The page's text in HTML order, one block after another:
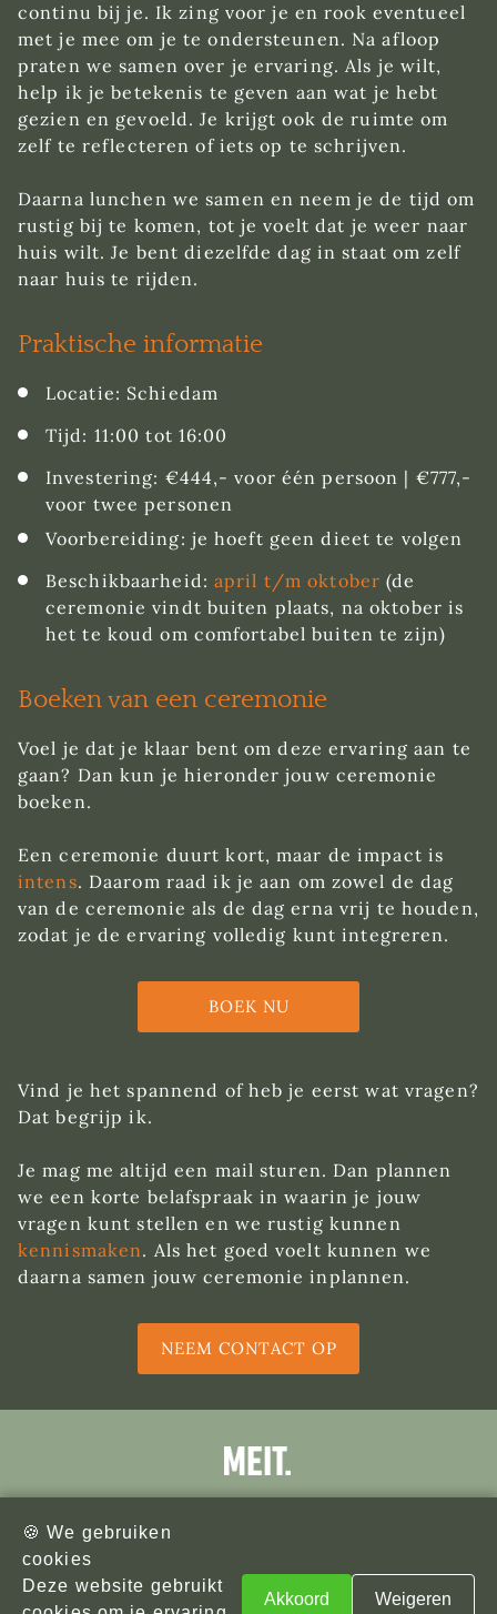
continu bij je. Ik zing voor je en rook eventueel
met je mee om je te ondersteunen. Na afloop
praten we samen over je ervaring. Als je wilt,
help ik je betekenis te geven aan wat je hebt
gezien en gevoeld. Je krijgt ook de ruimte om
zelf te reflecteren of iets op te schrijven.
Daarna lunchen we samen en neem je de tijd om
rustig bij te komen, tot je voelt dat je weer naar
huis wilt. Je bent diezelfde dag in staat om zelf
naar huis te rijden.
Praktische informatie
Locatie: Schiedam
Tijd: 11:00 tot 16:00
Investering: €444,- voor één persoon | €777,-
voor twee personen
Voorbereiding: je hoeft geen dieet te volgen
Beschikbaarheid: april t/m oktober (de
ceremonie vindt buiten plaats, na oktober is
het te koud om comfortabel buiten te zijn)
Boeken van een ceremonie
Voel je dat je klaar bent om deze ervaring aan te
gaan? Dan kun je hieronder jouw ceremonie
boeken.
Een ceremonie duurt kort, maar de impact is
intens. Daarom raad ik je aan om zowel de dag
van de ceremonie als de dag erna vrij te houden,
zodat je de ervaring volledig kunt integreren.
BOEK NU
Vind je het spannend of heb je eerst wat vragen?
Dat begrijp ik.
Je mag me altijd een mail sturen. Dan plannen
we een korte belafspraak in waarin je jouw
vragen kunt stellen en we rustig kunnen
kennismaken. Als het goed voelt kunnen we
daarna samen jouw ceremonie inplannen.
NEEM CONTACT OP
🍪 We gebruiken
cookies
Deze website gebruikt
Akkoord Weigeren
Algemene voorwaarden